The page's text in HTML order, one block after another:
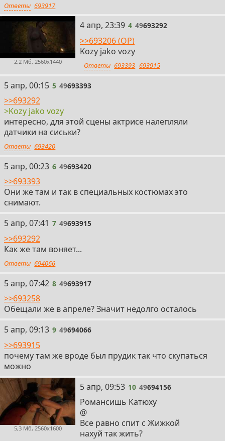
Ответы 693917
2,2 Мб, 2560x1440
4
4 апр, 23:39 4 49693292
>>693206 (OP)
Kozy jako vozy
Ответы 693393 693915
5
5 апр, 00:15 5 49693393
>>693292
>Kozy jako vozy
интересно, для этой сцены актрисе налепляли
датчики на сиськи?
Ответы 693420
6
5 апр, 00:23 6 49693420
>>693393
Они же там и так в специальных костюмах это
снимают.
7
5 апр, 07:41 7 49693915
>>693292
Как же там воняет...
Ответы 694066
8
5 апр, 07:42 8 49693917
>>693258
Обещали же в апреле? Значит недолго осталось
9
5 апр, 09:13 9 49694066
>>693915
почему там же вроде был прудик так что скупаться
можно
5,3 Мб, 2560x1600
10
5 апр, 09:53 10 49694156
Романсишь Катюху
@
Все равно спит с Жижкой
нахуй так жить?